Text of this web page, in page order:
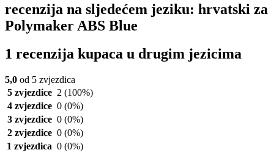
recenzija na sljedećem jeziku: hrvatski za
Polymaker ABS Blue
1 recenzija kupaca u drugim jezicima
5,0 od 5 zvjezdica
5 zvjezdice 2 (100%)
4 zvjezdice 0 (0%)
3 zvjezdice 0 (0%)
2 zvjezdice 0 (0%)
1 zvjezdica 0 (0%)